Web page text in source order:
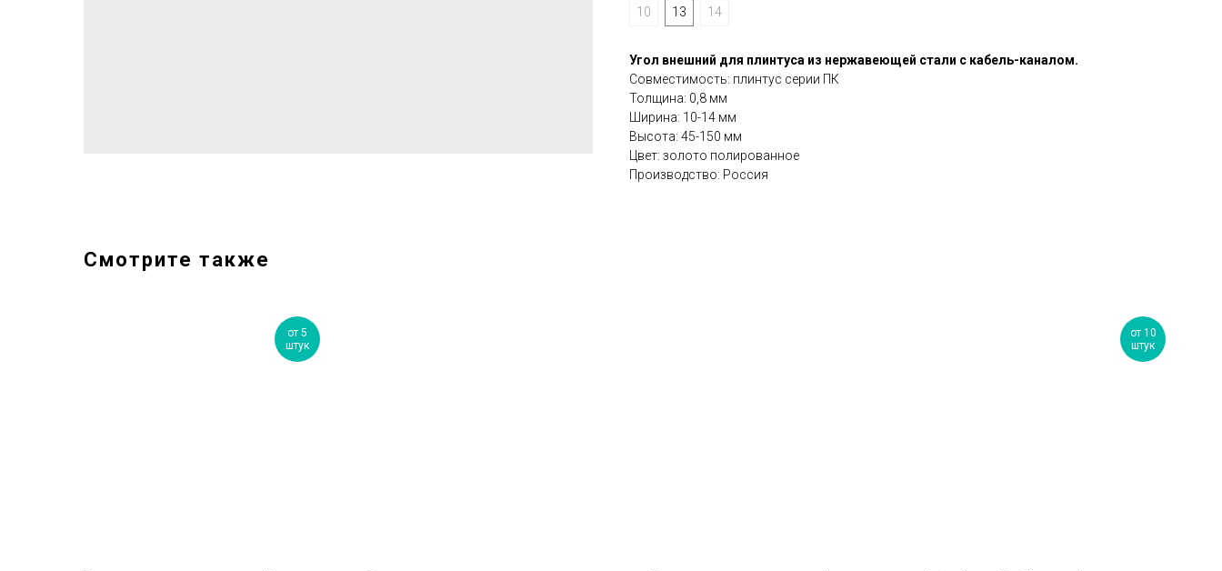
10
13 14
Угол внешний для плинтуса из нержавеющей стали с кабель-каналом.
Совместимость: плинтус серии ПК
Толщина: 0,8 мм
Ширина: 10-14 мм
Высота: 45-150 мм
Цвет: золото полированное
Производство: Россия
Смотрите также
от 5
штук
от 10
штук